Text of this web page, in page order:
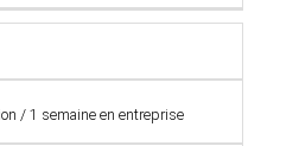
/ 1 semaine en entreprise